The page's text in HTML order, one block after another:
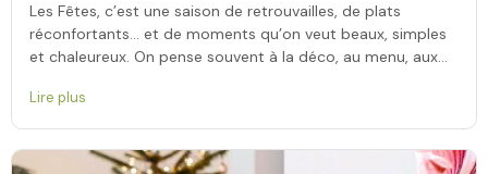
Les Fêtes, c’est une saison de retrouvailles, de plats
réconfortants… et de moments qu’on veut beaux, simples
et chaleureux. On pense souvent à la déco, au menu, aux
Lire plus